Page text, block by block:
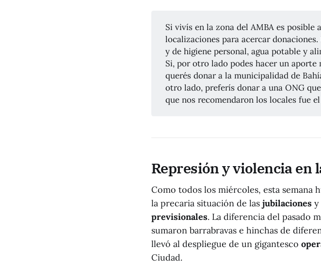
Si vivís en la zona del AMBA es posible
localizaciones para acercar
y de higiene personal, agua potable y
Si, por otro lado podes hacer un aporte
querés donar a la municipalidad de
otro lado, preferís donar a una ONG
que nos recomendaron los locales fue
Represión y violencia en
Como todos los miércoles, esta semana
la precaria situación de las jubilaciones y
previsionales. La diferencia del pasado
sumaron barrabravas e hinchas de
llevó al despliegue de un gigantesco
Ciudad.